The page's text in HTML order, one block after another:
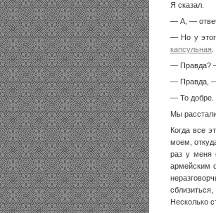
Я сказал.
— А, —
— Но у
капсульная
— Правда?
— Правда, —
— То добре.
Мы
Когда все
моем,
раз у меня
армейским
Несколько